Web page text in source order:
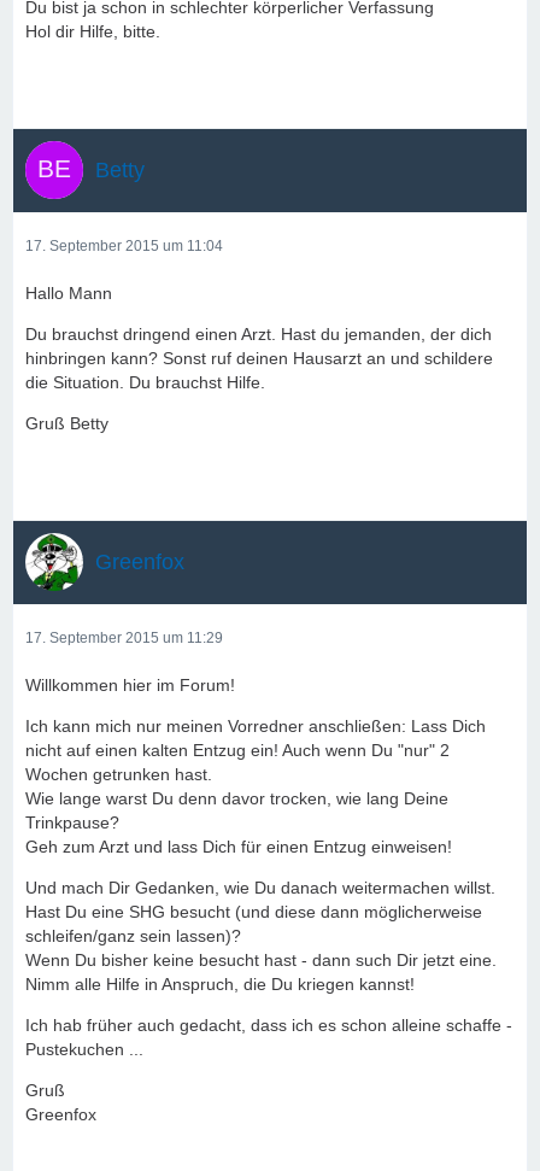
Du bist ja schon in schlechter körperlicher Verfassung
Hol dir Hilfe, bitte.
Betty
17. September 2015 um 11:04
Hallo Mann
Du brauchst dringend einen Arzt. Hast du jemanden, der dich
hinbringen kann? Sonst ruf deinen Hausarzt an und schildere
die Situation. Du brauchst Hilfe.
Gruß Betty
Greenfox
17. September 2015 um 11:29
Willkommen hier im Forum!
Ich kann mich nur meinen Vorredner anschließen: Lass Dich
nicht auf einen kalten Entzug ein! Auch wenn Du "nur" 2
Wochen getrunken hast.
Wie lange warst Du denn davor trocken, wie lang Deine
Trinkpause?
Geh zum Arzt und lass Dich für einen Entzug einweisen!
Und mach Dir Gedanken, wie Du danach weitermachen willst.
Hast Du eine SHG besucht (und diese dann möglicherweise
schleifen/ganz sein lassen)?
Wenn Du bisher keine besucht hast - dann such Dir jetzt eine.
Nimm alle Hilfe in Anspruch, die Du kriegen kannst!
Ich hab früher auch gedacht, dass ich es schon alleine schaffe -
Pustekuchen ...
Gruß
Greenfox